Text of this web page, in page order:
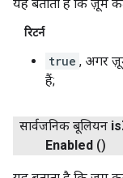
यह बताता है कि ज़ूम
रिटर्न
true , अगर
हैं;
सार्वजनिक बूलियन is
Enabled ()